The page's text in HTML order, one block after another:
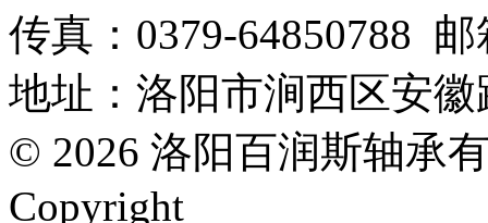
传真：0379-64850788 邮
地址：洛阳市涧西区安徽
© 2026 洛阳百润斯轴承
Copyright